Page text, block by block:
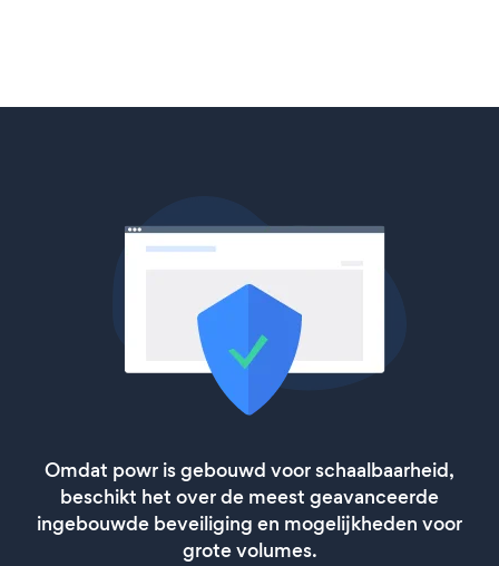
Omdat powr is gebouwd voor schaalbaarheid,
beschikt het over de meest geavanceerde
ingebouwde beveiliging en mogelijkheden voor
grote volumes.